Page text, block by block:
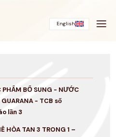
English
BỔ SUNG - NƯỚC
- TCB số
lần 3
HÒA TAN 3 TRONG 1 –